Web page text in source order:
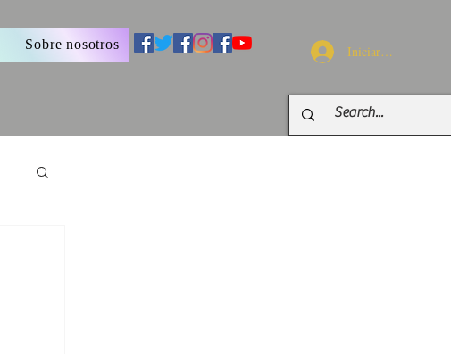
Sobre nosotros Iniciar sesión